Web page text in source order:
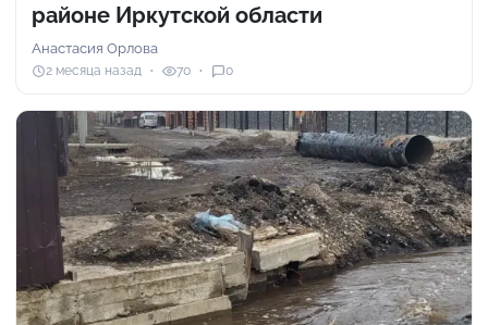
районе Иркутской области
Анастасия Орлова
2 месяца назад 70 0